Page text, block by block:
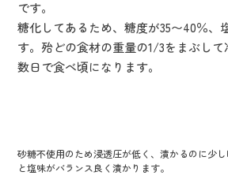
です。
糖化してあるため、糖度が35〜40％、
す。殆どの食材の重量の1/3をまぶして
数日で食べ頃になります。
砂糖不使用のため浸透圧が低く、漬かるのに少
と塩味がバランス良く漬かります。